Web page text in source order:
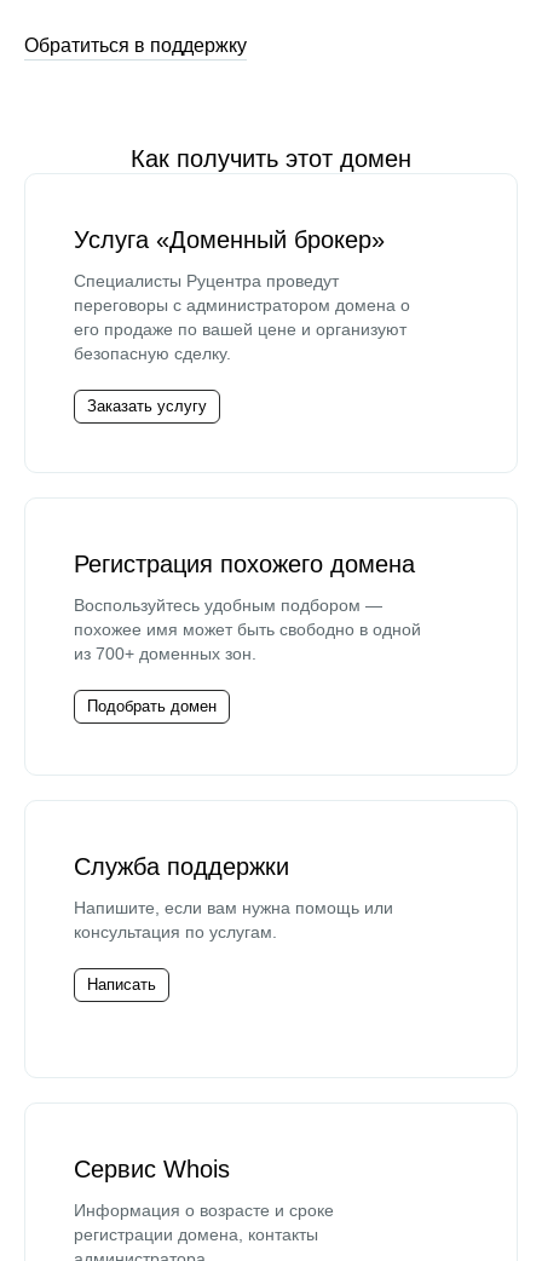
Обратиться в поддержку
Как получить этот домен
Услуга «Доменный брокер»
Специалисты Руцентра проведут
переговоры с администратором домена о
его продаже по вашей цене и организуют
безопасную сделку.
Заказать услугу
Регистрация похожего домена
Воспользуйтесь удобным подбором —
похожее имя может быть свободно в одной
из 700+ доменных зон.
Подобрать домен
Служба поддержки
Напишите, если вам нужна помощь или
консультация по услугам.
Написать
Сервис Whois
Информация о возрасте и сроке
регистрации домена, контакты